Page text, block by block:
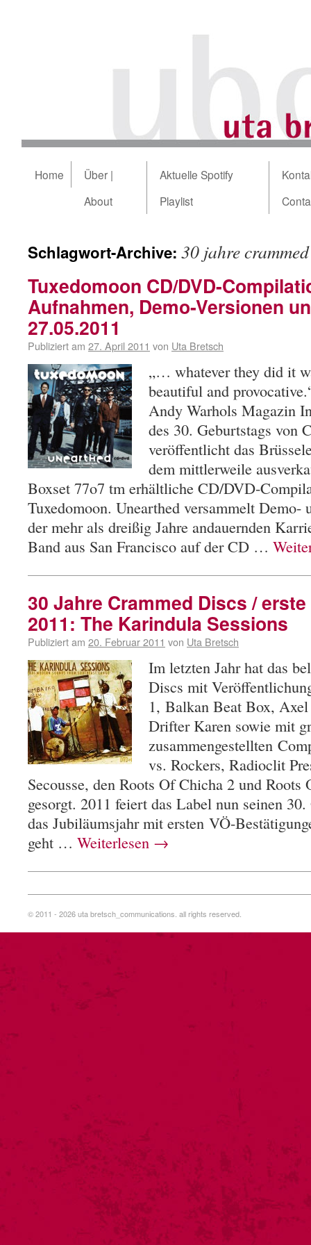
Home
Über |
About
Aktuelle Spotify
Playlist
Schlagwort-Archive: 30 jahre
Tuxedomoon CD/DVD-
Aufnahmen, Demo-Versionen
27.05.2011
Publiziert am 27. April 2011 von Uta Bretsch
„… whatever they did it
beautiful and
Andy Warhols Magazin
des 30. Geburtstags von
veröffentlicht das
dem mittlerweile
Boxset 77o7 tm erhältliche CD/DVD-
Tuxedomoon. Unearthed versammelt Demo-
der mehr als dreißig Jahre andauernden
Band aus San Francisco auf der CD …
30 Jahre Crammed Discs /
2011: The Karindula Sessions
Publiziert am 20. Februar 2011 von Uta Bretsch
Im letzten Jahr hat das
Discs mit
1, Balkan Beat Box,
Drifter Karen sowie mit
zusammengestellten
vs. Rockers, Radioclit
Secousse, den Roots Of Chicha 2 und
gesorgt. 2011 feiert das Label nun seinen
das Jubiläumsjahr mit ersten VÖ-
geht … Weiterlesen →
© 2011 - 2026 uta bretsch_communications. all rights reserved.